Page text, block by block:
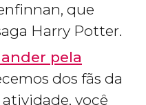
que
Harry Potter.
pela
dos fãs da
você